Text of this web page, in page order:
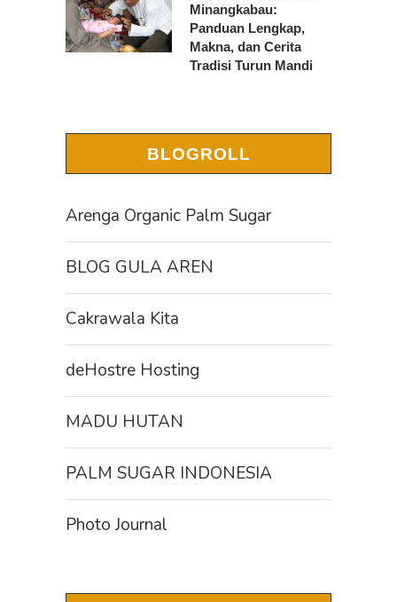
Minangkabau:
Panduan Lengkap,
Makna, dan Cerita
Tradisi Turun Mandi
BLOGROLL
Arenga Organic Palm Sugar
BLOG GULA AREN
Cakrawala Kita
deHostre Hosting
MADU HUTAN
PALM SUGAR INDONESIA
Photo Journal